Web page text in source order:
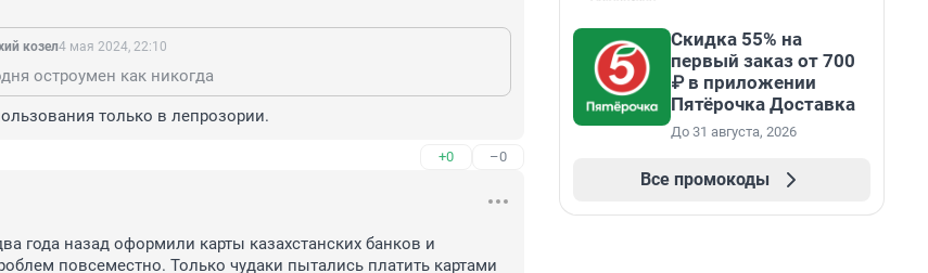
козел4 мая 2024, 22:10
остроумен как никогда
только в лепрозории.
+0 –0
года назад оформили карты казахстанских банков и
повсеместно. Только чудаки пытались платить картами
Скидка 55% на
первый заказ от 700
₽ в приложении
Пятёрочка Доставка
До 31 августа, 2026
Все промокоды